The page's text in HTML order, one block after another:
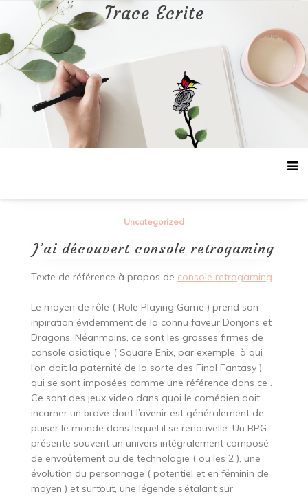
contenu
Trace Ecrite
Uncategorized
J’ai découvert console retrogaming
Texte de référence à propos de console retrogaming
Le moyen de rôle ( Role Playing Game ) prend son
inpiration évidemment de la connu faveur Donjons et
Dragons. Néanmoins, ce sont les grosses firmes de
console asiatique ( Square Enix, par exemple, à qui
l’on doit la paternité de la sorte des Final Fantasy )
qui se sont imposées comme une référence dans ce .
Ce sont des jeux video dans quoi le comédien doit
incarner un brave dont l’avenir est généralement de
puiser le monde dans lequel il se renouvelle. Un RPG
présente souvent un univers intégralement composé
de envoûtement ou de technologie ( ou les 2 ), une
évolution du personnage ( potentiel et en féminin de
moyen ) et surtout, une légende s’étalant sur